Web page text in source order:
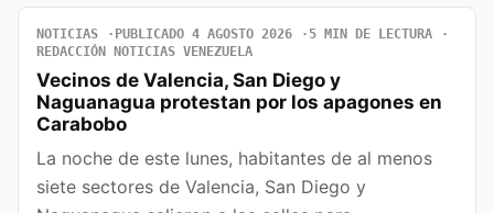
NOTICIAS PUBLICADO 4 AGOSTO 2026
5 MIN DE LECTURA
REDACCIÓN NOTICIAS VENEZUELA
Vecinos de Valencia, San Diego y
Naguanagua protestan por los apagones en
Carabobo
La noche de este lunes, habitantes de al menos
siete sectores de Valencia, San Diego y